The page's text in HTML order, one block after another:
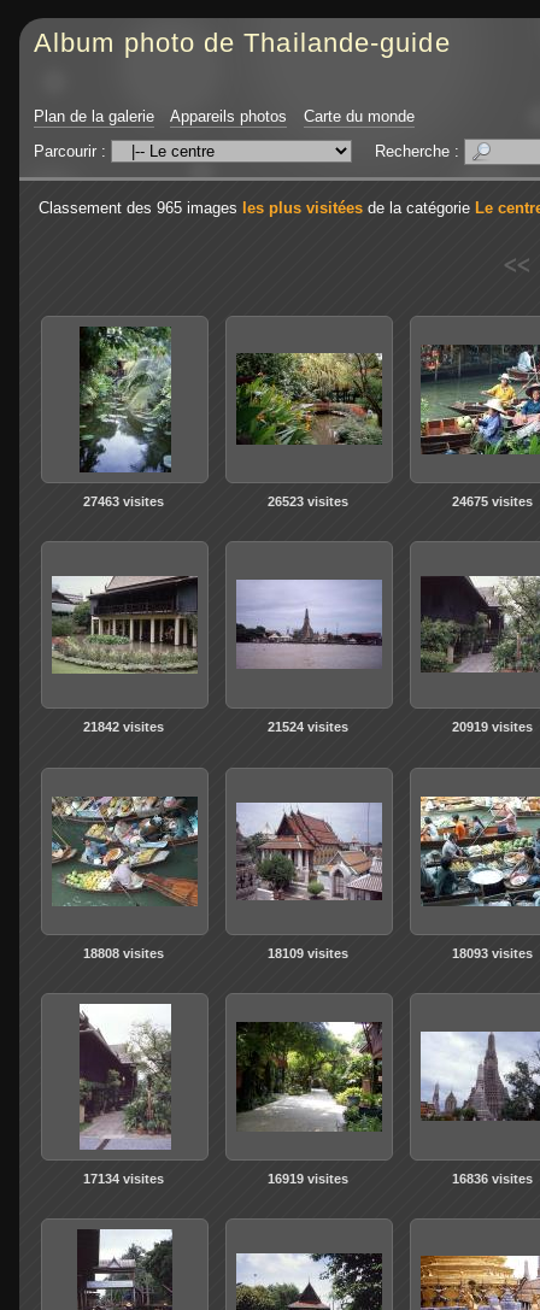
Album photo de Thailande-guide
Plan de la galerie Appareils photos
Carte du monde
Parcourir :
Recherche :
Classement des 965 images les plus visitées de la catégorie Le
<<
27463 visites 26523 visites 24675 visites
21842 visites 21524 visites 20919 visites
18808 visites 18109 visites 18093 visites
17134 visites 16919 visites 16836 visites